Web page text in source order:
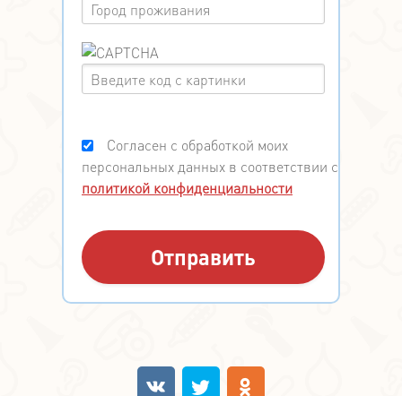
Согласен с обработкой моих
персональных данных в соответствии с
политикой конфиденциальности